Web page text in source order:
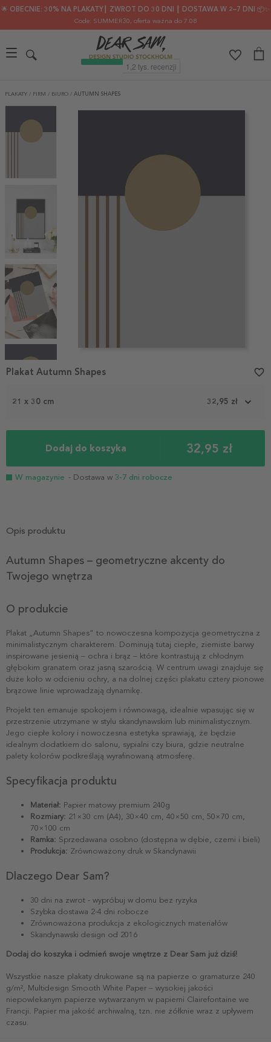
🌟 OBECNIE: 30% NA PLAKATY┃ ZWROT DO 30 DNI ┃ DOSTAWA W 2–7 DNI 📦✨
Code: SUMMER30, oferta ważna do 7.08
PLAKATY / FIRM / BIURO / AUTUMN SHAPES
Item
1
21 x 30 cm 32,95 zł
Dodaj do koszyka 32,95 zł
W magazynie - Dostawa w 3-7 dni robocze
Plakat Autumn Shapes favorite_border
Opis produktu
Autumn Shapes – geometryczne akcenty do
Twojego wnętrza
O produkcie
Plakat „Autumn Shapes” to nowoczesna kompozycja geometryczna z
minimalistycznym charakterem. Dominują tutaj ciepłe, ziemiste barwy
inspirowane jesienią – ochra i brąz – które kontrastują z chłodnym
głębokim granatem oraz jasną szarością. W centrum uwagi znajduje się
duże koło w odcieniu ochry, a na dolnej części plakatu cztery pionowe
brązowe linie wprowadzają dynamikę.
Projekt ten emanuje spokojem i równowagą, idealnie wpasując się w
przestrzenie utrzymane w stylu skandynawskim lub minimalistycznym.
Jego ciepłe kolory i nowoczesna estetyka sprawiają, że będzie
idealnym dodatkiem do salonu, sypialni czy biura, gdzie neutralne
palety kolorów podkreślają wyrafinowaną atmosferę.
Specyfikacja produktu
Materiał: Papier matowy premium 240g
Rozmiary: 21×30 cm (A4), 30×40 cm, 40×50 cm, 50×70 cm,
70×100 cm
Ramka: Sprzedawana osobno (dostępna w dębie, czerni i bieli)
Produkcja: Zrównoważony druk w Skandynawii
Dlaczego Dear Sam?
30 dni na zwrot - wypróbuj w domu bez ryzyka
Szybka dostawa 2-4 dni robocze
Zrównoważona produkcja z ekologicznych materiałów
Skandynawski design od 2016
Dodaj do koszyka i odmień swoje wnętrze z Dear Sam już dziś!
Wszystkie nasze plakaty drukowane są na papierze o gramaturze 240
g/m², Multidesign Smooth White Paper – wysokiej jakości
niepowlekanym papierze wytwarzanym w papierni Clairefontaine we
Francji. Papier ma jakość archiwalną, tzn. nie żółknie wraz z upływem
czasu.